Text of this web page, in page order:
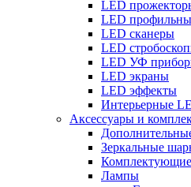
LED
LED
LED сканеры
LED
LED УФ
LED экраны
LED эффекты
Интерьерные
Аксессуары и
Зеркальные
Комплектующие
Лампы